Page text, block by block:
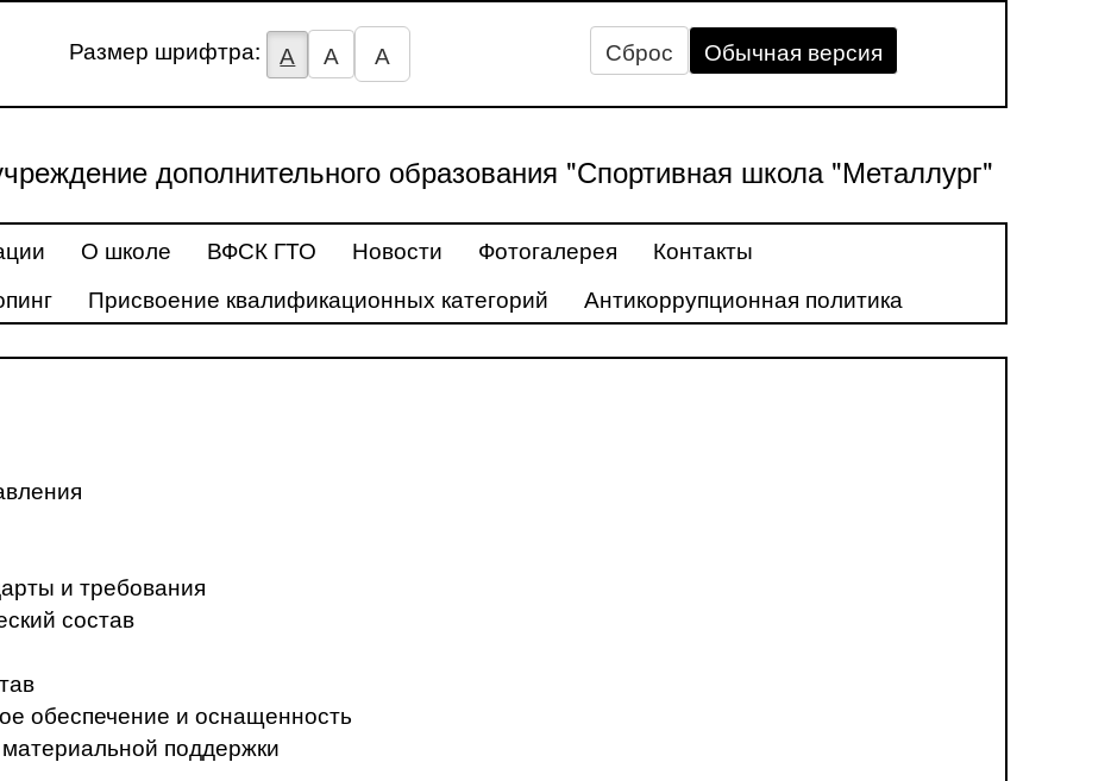
Размер шрифтра: А А А Сброс Обычная версия
дополнительного образования "Спортивная школа "Металлург"
О школе ВФСК ГТО Новости Фотогалерея
Контакты
Присвоение квалификационных категорий Антикоррупционная политика
и требования
состав
обеспечение и оснащенность
поддержки